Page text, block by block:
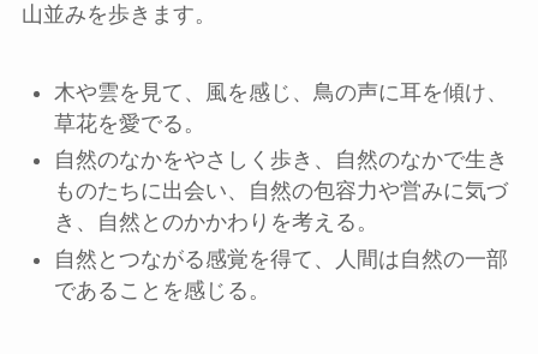
山並みを歩きます。
木や雲を見て、風を感じ、鳥の声に耳を傾け、
草花を愛でる。
自然のなかをやさしく歩き、自然のなかで生き
ものたちに出会い、自然の包容力や営みに気づ
き、自然とのかかわりを考える。
自然とつながる感覚を得て、人間は自然の一部
であることを感じる。